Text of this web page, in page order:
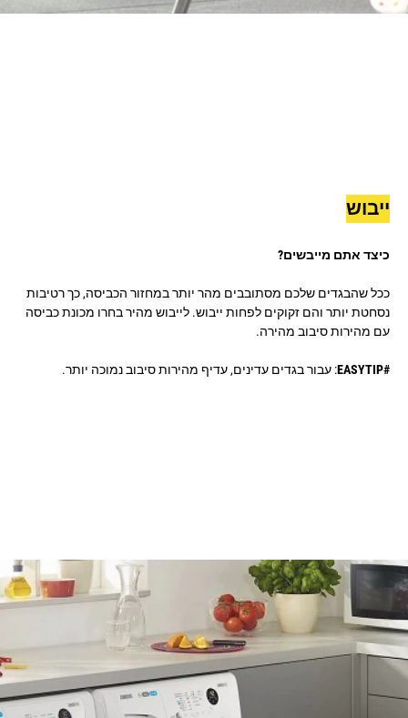
ייבוש
כיצד אתם מייבשים?
ככל שהבגדים שלכם מסתובבים מהר יותר במחזור הכביסה, כך רטיבות
נסחטת יותר והם זקוקים לפחות ייבוש. לייבוש מהיר בחרו מכונת כביסה
עם מהירות סיבוב מהירה.
#EASYTIP : עבור בגדים עדינים, עדיף מהירות סיבוב נמוכה יותר.